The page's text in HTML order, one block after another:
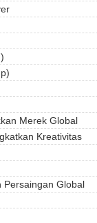
Merek Global
Kreativitas
Persaingan Global